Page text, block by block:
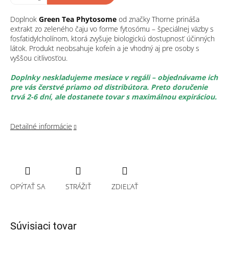
Doplnok Green Tea Phytosome od značky Thorne prináša
extrakt zo zeleného čaju vo forme fytosómu – špeciálnej väzby s
fosfatidylcholínom, ktorá zvyšuje biologickú dostupnosť účinných
látok. Produkt neobsahuje kofeín a je vhodný aj pre osoby s
vyššou citlivosťou.
Doplnky neskladujeme mesiace v regáli – objednávame ich
pre vás čerstvé priamo od distribútora. Preto doručenie
trvá 2-6 dní, ale dostanete tovar s maximálnou expiráciou.
Detailné informácie
OPÝTAŤ SA STRÁŽIŤ ZDIEĽAŤ
Súvisiaci tovar